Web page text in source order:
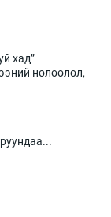
хад”
нөлөөлөл,